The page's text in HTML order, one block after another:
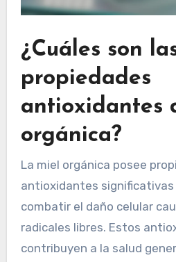
¿Cuáles son
propiedades
antioxidantes
orgánica?
La miel orgánica posee
antioxidantes significativas
combatir el daño celular
radicales libres. Estos
contribuyen a la salud